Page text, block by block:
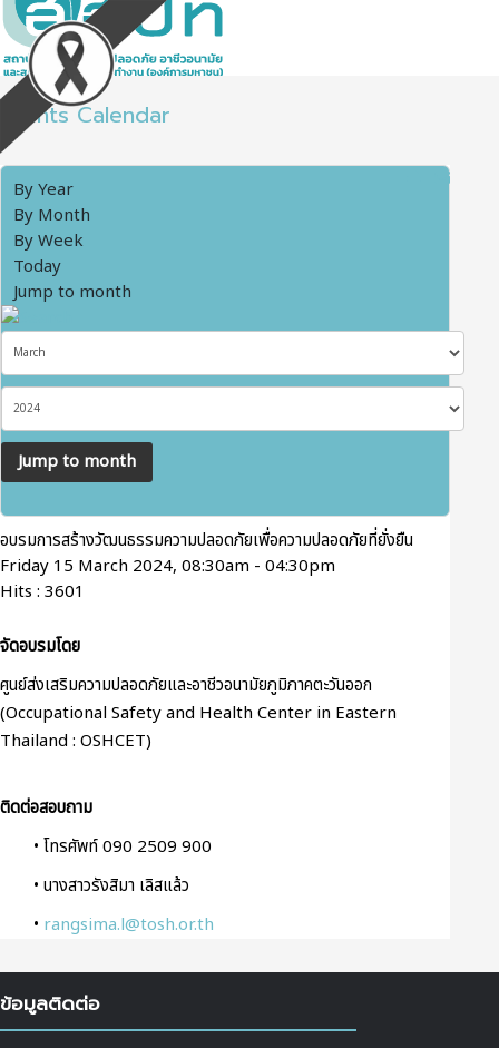
Events Calendar
By Year
By Month
By Week
Today
Jump to month
Jump to month
อบรมการสร้างวัฒนธรรมความปลอดภัยเพื่อความปลอดภัยที่ยั่งยืน
Friday 15 March 2024, 08:30am - 04:30pm
Hits : 3601
จัดอบรมโดย
ศูนย์ส่งเสริมความปลอดภัยและอาชีวอนามัยภูมิภาคตะวันออก
(Occupational Safety and Health Center in Eastern
Thailand : OSHCET)
ติดต่อสอบถาม
• โทรศัพท์ 090 2509 900
• นางสาวรังสิมา เลิสแล้ว
• rangsima.l@tosh.or.th
ข้อมูลติดต่อ